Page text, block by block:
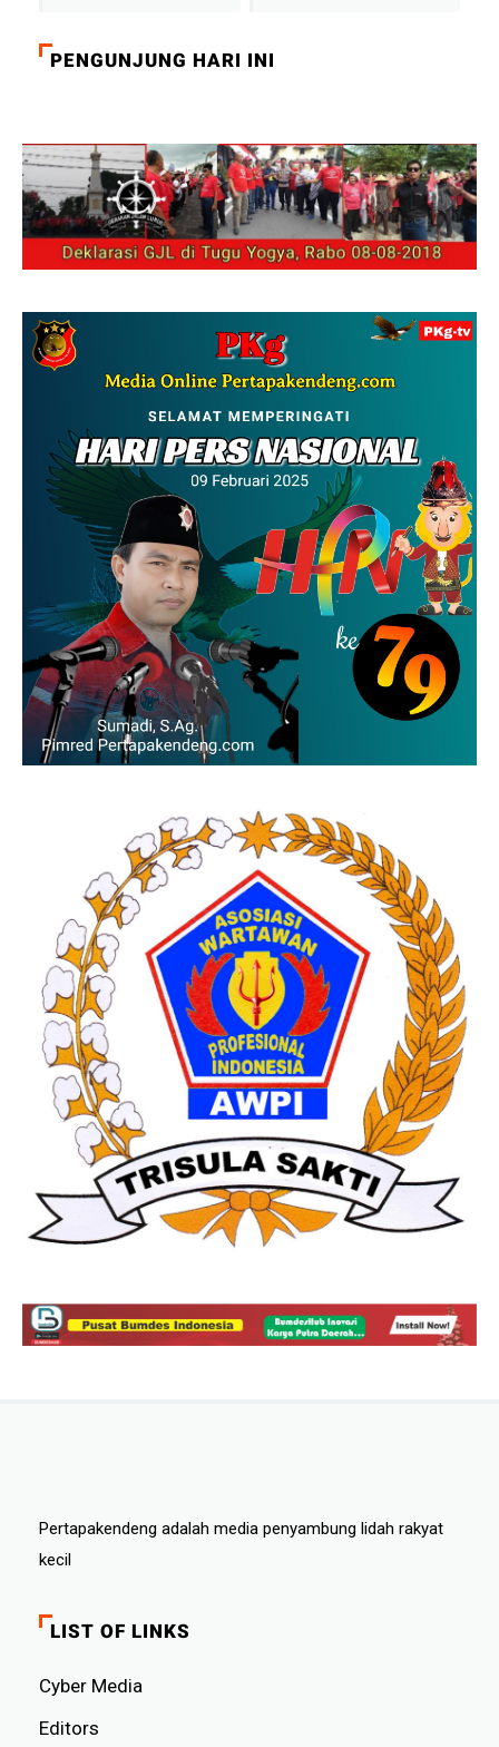
PENGUNJUNG HARI INI
Pertapakendeng adalah media penyambung lidah rakyat
kecil
LIST OF LINKS
Cyber ​​Media
Editors